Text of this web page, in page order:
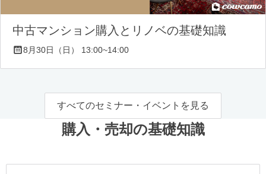
中古マンション購入とリノベの基礎知識
8月30日（日） 13:00~14:00
すべてのセミナー・イベントを見る
購入・売却の基礎知識